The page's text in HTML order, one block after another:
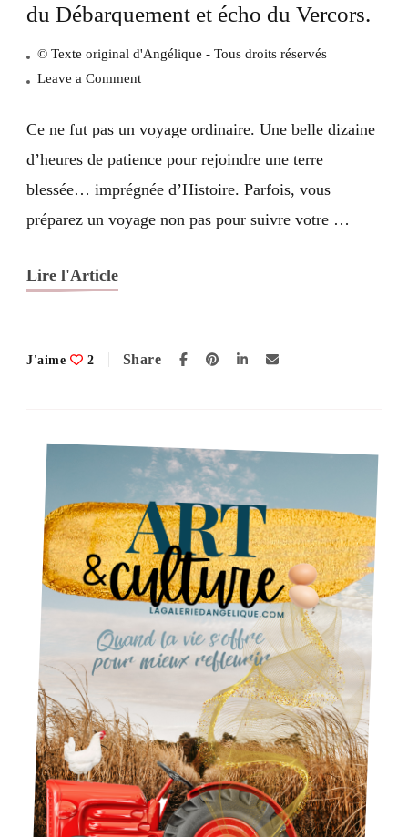
du Débarquement et écho du Vercors.
© Texte original d'Angélique - Tous droits réservés
Leave a Commenton
en
mémoire
du
Ce ne fut pas un voyage ordinaire. Une belle dizaine
d’heures de patience pour rejoindre une terre
blessée… imprégnée d’Histoire. Parfois, vous
préparez un voyage non pas pour suivre votre …
Lire l'Article
J'aime 2 Share